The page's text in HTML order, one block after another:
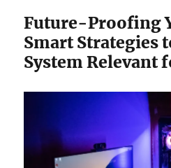
Future-Proofing
Smart Strategies
System Relevant